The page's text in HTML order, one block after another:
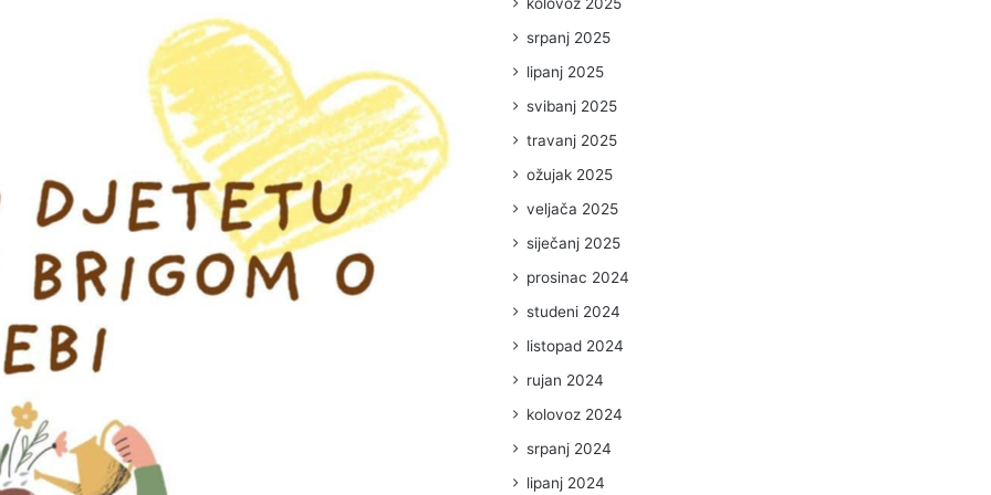
srpanj 2025
lipanj 2025
svibanj 2025
travanj 2025
ožujak 2025
veljača 2025
siječanj 2025
prosinac 2024
studeni 2024
listopad 2024
rujan 2024
kolovoz 2024
srpanj 2024
lipanj 2024